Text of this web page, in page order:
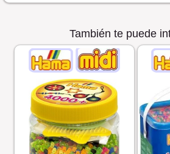
También te puede